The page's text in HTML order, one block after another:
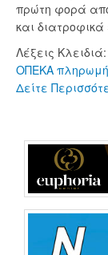
πρώτη φορά
και
Λέξεις Κλειδιά:
ΟΠΕΚΑ πληρωμή
Δείτε